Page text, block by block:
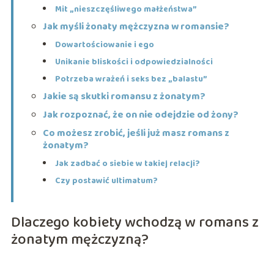
Mit „nieszczęśliwego małżeństwa”
Jak myśli żonaty mężczyzna w romansie?
Dowartościowanie i ego
Unikanie bliskości i odpowiedzialności
Potrzeba wrażeń i seks bez „balastu”
Jakie są skutki romansu z żonatym?
Jak rozpoznać, że on nie odejdzie od żony?
Co możesz zrobić, jeśli już masz romans z
żonatym?
Jak zadbać o siebie w takiej relacji?
Czy postawić ultimatum?
Dlaczego kobiety wchodzą w romans z
żonatym mężczyzną?